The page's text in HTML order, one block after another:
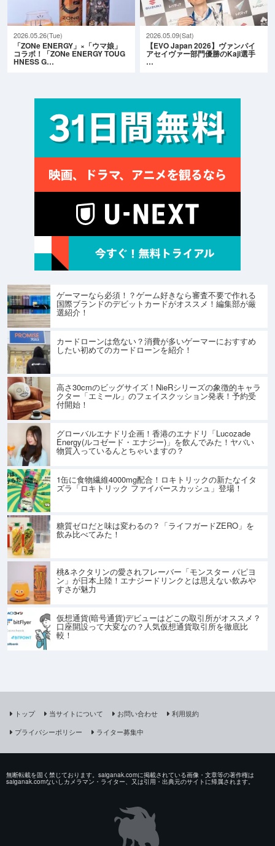
2026.05.26(Tue)
「ZONe ENERGY」×「ウマ娘」
コラボ！「ZONe ENERGY TOUG
HNESS G…
2026.05.09(Sat)
【EVO Japan 2026】ヴァンパイ
アセイヴァー部門優勝のKaji選手
…
ゲーマーなら必須！？ゲーム好きなら審査不要で作れる
国際ブランドのデビットカードがオススメ！編集部が厳
選紹介！
カードローンは危ない？消費が多いゲーマーにおすすめ
したい初めてのカードローンを紹介！
高さ30cmのビッグサイズ！NieRシリーズの象徴的キャラ
クター「エミール」のフェイスクッション発表！予約受
付開始！
グローバルエナドリ企画！香港のエナドリ「Lucozade
Energy(ルコゼード・エナジー)」を飲んでみた！ヤバい
物質入っているんとちゃいますの？
1缶に食物繊維4000mg配合！ロキトリックの新たなイタ
ズラ「ロキトリック ファイバースカッシュ」登場！
糖質ゼロだと味は変わるの？「ライフガードZERO」を
飲み比べてみた！
桃&ネクタリンの愛されフレーバー「モンスター パピヨ
ン」が日本上陸！エナジードリンクとは思えない飲みや
すさが魅力
仮想通貨(暗号通貨)デビューはどこの取引所がオススメ？
口座開設って大変なの？人気仮想通貨取引所を徹底比
較！
トップ 当サイトについて お問い合わせ
利用規約
プライバシーポリシー
ライター募集中
無断転載を固く禁じております。saiganak.comに掲載されている画像・文章等の著作権は
saiganak.comないしカメラマン・ライター、又は引用・出典元のサイトに帰属されます。